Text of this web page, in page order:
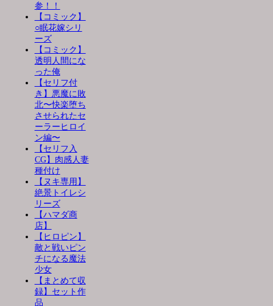
参！！
【コミック】
○眠花嫁シリ
ーズ
【コミック】
透明人間にな
った俺
【セリフ付
き】悪魔に敗
北〜快楽堕ち
させられたセ
ーラーヒロイ
ン編〜
【セリフ入
CG】肉感人妻
種付け
【ヌキ専用】
絶景トイレシ
リーズ
【ハマダ商
店】
【ヒロピン】
敵と戦いピン
チになる魔法
少女
【まとめて収
録】セット作
品